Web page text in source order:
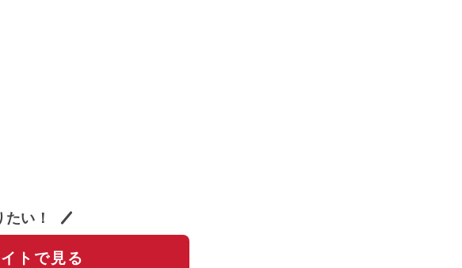
い！
トで見る